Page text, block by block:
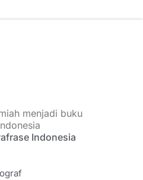
menjadi buku
Indonesia